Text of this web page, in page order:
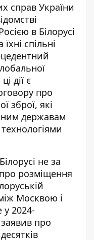
справ України
в Білорусі
спільні
дії є
про
зброї, які
державам
не за
розміщення
Москвою і
у 2024-
про